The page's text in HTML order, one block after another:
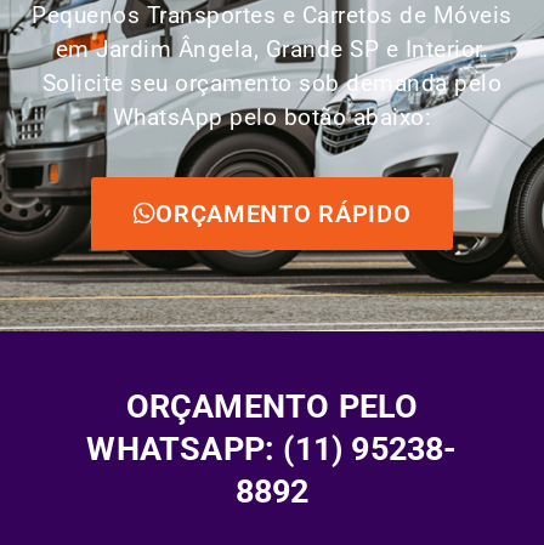
Pequenos Transportes e Carretos de Móveis
em Jardim Ângela, Grande SP e Interior.
Solicite seu orçamento sob demanda pelo
WhatsApp pelo botão abaixo:
ORÇAMENTO RÁPIDO
ORÇAMENTO PELO
WHATSAPP: (11) 95238-
8892